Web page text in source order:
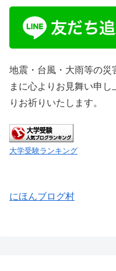
地震・台風・大雨等の災
まに心よりお見舞い申
りお祈りいたします。
大学受験ランキング
にほんブログ村